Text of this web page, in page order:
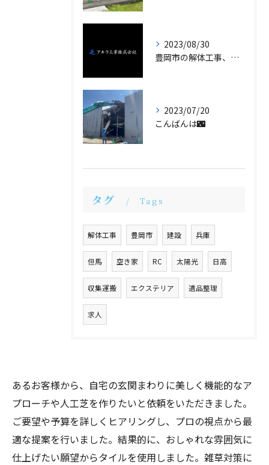
2023/08/30
豊岡市の解体工事、土木工事はおまかせください！
2023/07/20
こんばんは🌃
タグ Tags
解体工事 豊岡市 建設 兵庫
但馬 空き家 RC 太陽光 日高
収集運搬 エクステリア 遺品整理
求人
あるお客様から、自宅の玄関まわりに美しく機能的なア
プローチや人工芝を作りたいと依頼をいただきました。
ご要望や予算を詳しくヒアリングし、プロの視点から最
適な提案を行いました。結果的に、おしゃれな雰囲気に
仕上げたい願望からタイルを使用しました。雑草対策に